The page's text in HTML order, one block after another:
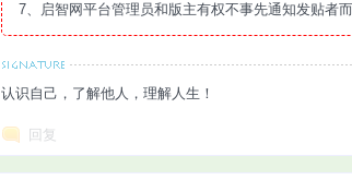
7、启智网平台管理员和版主有权不事先通知发贴者
认识自己，了解他人，理解人生！
回复